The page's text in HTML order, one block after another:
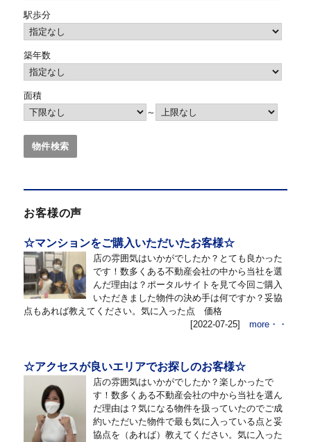
駅歩分
築年数
面積
～
お客様の声
☆マンションをご購入いただいたお客様☆
店の雰囲気はいかがでしたか？とても良かった
です！数多くある不動産会社の中から当社を選
んだ理由は？ポータルサイトを見て今回ご購入
いただきました物件の決め手は何ですか？妥協
点もあれば教えてください。気に入った点 価格
[2022-07-25] more・・
☆アクセスが良いエリアでお探しのお客様☆
店の雰囲気はいかがでしたか？楽しかったで
す！数多くある不動産会社の中から当社を選ん
だ理由は？気になる物件を扱っていたのでご成
約いただいた物件で最も気に入っている点と妥
協点を（あれば）教えてください。気に入った